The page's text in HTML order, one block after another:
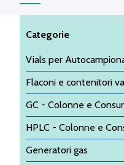
Categorie
Vials per
Flaconi e contenitori
GC - Colonne e
HPLC - Colonne e
Generatori gas